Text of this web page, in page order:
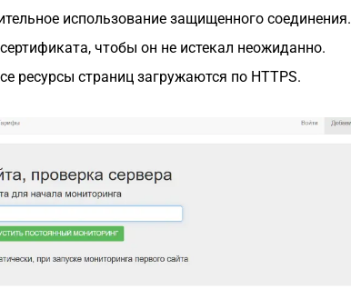
использование защищенного соединения.
чтобы он не истекал неожиданно.
ресурсы страниц загружаются по HTTPS.